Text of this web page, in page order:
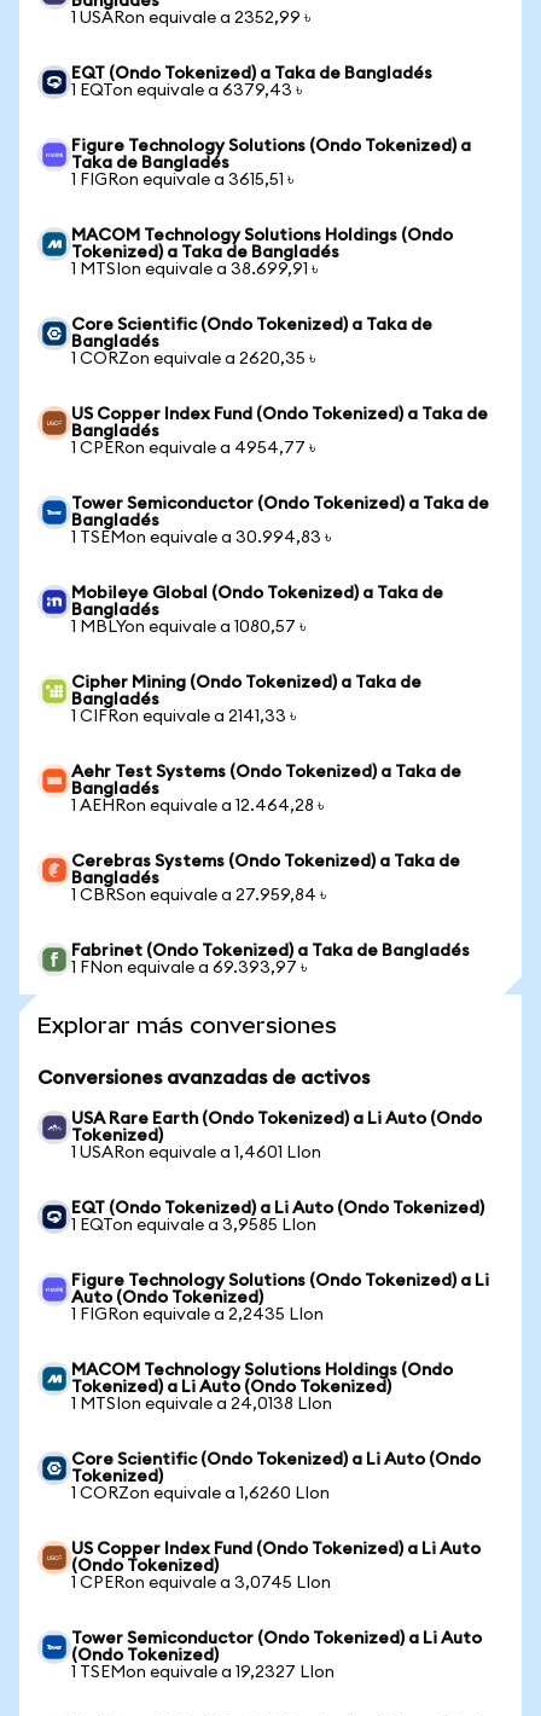
1 USARon equivale a 2352,99 ৳
EQT (Ondo Tokenized) a Taka de Bangladés
1 EQTon equivale a 6379,43 ৳
Figure Technology Solutions (Ondo Tokenized) a
Taka de Bangladés
1 FIGRon equivale a 3615,51 ৳
MACOM Technology Solutions Holdings (Ondo
Tokenized) a Taka de Bangladés
1 MTSIon equivale a 38.699,91 ৳
Core Scientific (Ondo Tokenized) a Taka de
Bangladés
1 CORZon equivale a 2620,35 ৳
US Copper Index Fund (Ondo Tokenized) a Taka de
Bangladés
1 CPERon equivale a 4954,77 ৳
Tower Semiconductor (Ondo Tokenized) a Taka de
Bangladés
1 TSEMon equivale a 30.994,83 ৳
Mobileye Global (Ondo Tokenized) a Taka de
Bangladés
1 MBLYon equivale a 1080,57 ৳
Cipher Mining (Ondo Tokenized) a Taka de
Bangladés
1 CIFRon equivale a 2141,33 ৳
Aehr Test Systems (Ondo Tokenized) a Taka de
Bangladés
1 AEHRon equivale a 12.464,28 ৳
Cerebras Systems (Ondo Tokenized) a Taka de
Bangladés
1 CBRSon equivale a 27.959,84 ৳
Fabrinet (Ondo Tokenized) a Taka de Bangladés
1 FNon equivale a 69.393,97 ৳
Explorar más conversiones
Conversiones avanzadas de activos
USA Rare Earth (Ondo Tokenized) a Li Auto (Ondo
Tokenized)
1 USARon equivale a 1,4601 LIon
EQT (Ondo Tokenized) a Li Auto (Ondo Tokenized)
1 EQTon equivale a 3,9585 LIon
Figure Technology Solutions (Ondo Tokenized) a Li
Auto (Ondo Tokenized)
1 FIGRon equivale a 2,2435 LIon
MACOM Technology Solutions Holdings (Ondo
Tokenized) a Li Auto (Ondo Tokenized)
1 MTSIon equivale a 24,0138 LIon
Core Scientific (Ondo Tokenized) a Li Auto (Ondo
Tokenized)
1 CORZon equivale a 1,6260 LIon
US Copper Index Fund (Ondo Tokenized) a Li Auto
(Ondo Tokenized)
1 CPERon equivale a 3,0745 LIon
Tower Semiconductor (Ondo Tokenized) a Li Auto
(Ondo Tokenized)
1 TSEMon equivale a 19,2327 LIon